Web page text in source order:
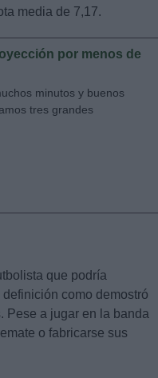
media de 7,17.
por menos de
minutos y buenos
tres grandes
que podría
como demostró
Pese a jugar en la banda
o fabricarse sus